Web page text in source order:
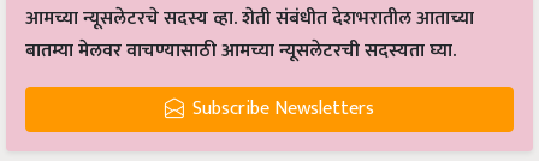
आमच्या न्यूसलेटरचे सदस्य व्हा. शेती संबंधीत देशभरातील आताच्या
बातम्या मेलवर वाचण्यासाठी आमच्या न्यूसलेटरची सदस्यता घ्या.
Subscribe Newsletters